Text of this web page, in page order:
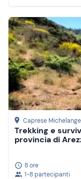
Caprese
Trekking e
provincia di
8 ore
1-8 partecipanti